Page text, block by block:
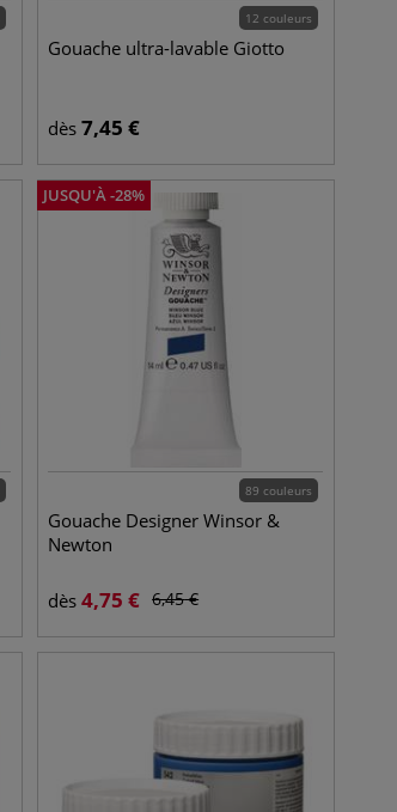
12 couleurs
Gouache ultra-lavable Giotto
dès 7,45 €
JUSQU'À-28%
89 couleurs
Gouache Designer Winsor &
Newton
dès 4,75 € 6,45€